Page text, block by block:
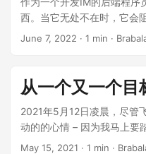
西。当它无处不在时，它会
June 7, 2022 · 1 min ·
从一个又一个目
2021年5月12日凌晨，尽管
动的的心情 – 因为我马上要
终于毕业了，大学四年的生
May 15, 2021 · 1 min ·